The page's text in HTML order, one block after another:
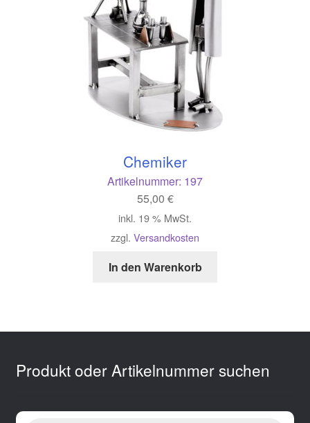
Chemiker
Artikelnummer: 197
55,00 €
inkl. 19 % MwSt.
zzgl. Versandkosten
In den Warenkorb
Produkt oder Artikelnummer suchen